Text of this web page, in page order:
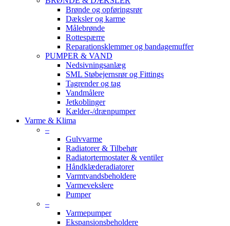
Brønde og opføringsrør
Dæksler og karme
Målebrønde
Rottespærre
Reparationsklemmer og bandagemuffer
PUMPER & VAND
Nedsivningsanlæg
SML Støbejernsrør og Fittings
Tagrender og tag
Vandmålere
Jetkoblinger
Kælder-/drænpumper
Varme & Klima
–
Gulvvarme
Radiatorer & Tilbehør
Radiatortermostater & ventiler
Håndklæderadiatorer
Varmtvandsbeholdere
Varmevekslere
Pumper
–
Varmepumper
Ekspansionsbeholdere